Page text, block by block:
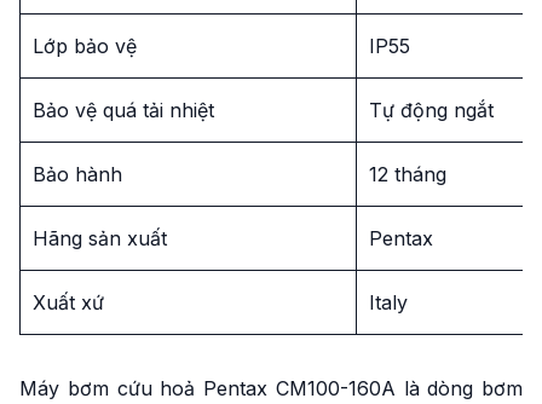
Lớp bảo vệ IP55
Bảo vệ quá tải nhiệt Tự động ngắt
Bảo hành 12 tháng
Hãng sản xuất Pentax
Xuất xứ Italy
Máy bơm cứu hoả Pentax CM100-160A là dòng bơm